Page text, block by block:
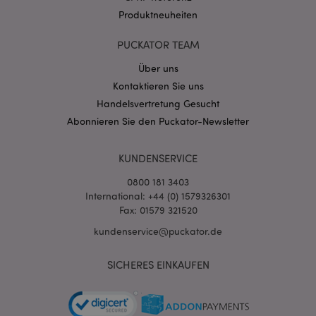
Produktneuheiten
PUCKATOR TEAM
Über uns
Kontaktieren Sie uns
Handelsvertretung Gesucht
Abonnieren Sie den Puckator-Newsletter
KUNDENSERVICE
0800 181 3403
International: +44 (0) 1579326301
Fax: 01579 321520
kundenservice@puckator.de
SICHERES EINKAUFEN
invalidation
www.puckator.de
Datenschutzbestimmungen von Google